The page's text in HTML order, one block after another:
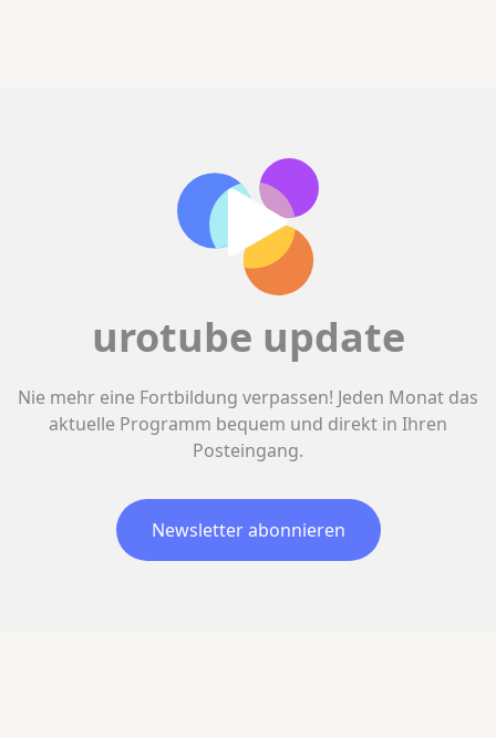
urotube update
Nie mehr eine Fortbildung verpassen! Jeden Monat das
aktuelle Programm bequem und direkt in Ihren
Posteingang.
Newsletter abonnieren